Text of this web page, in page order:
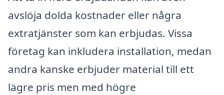
avslöja dolda kostnader eller några
extratjänster som kan erbjudas. Vissa
företag kan inkludera installation, medan
andra kanske erbjuder material till ett
lägre pris men med högre